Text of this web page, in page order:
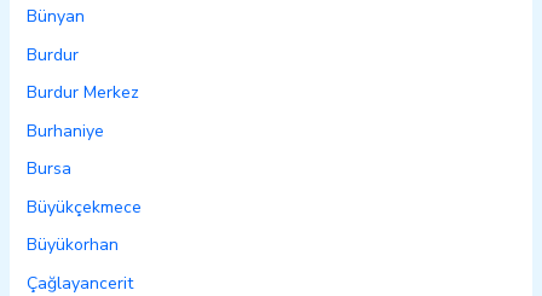
Bünyan
Burdur
Burdur Merkez
Burhaniye
Bursa
Büyükçekmece
Büyükorhan
Çağlayancerit